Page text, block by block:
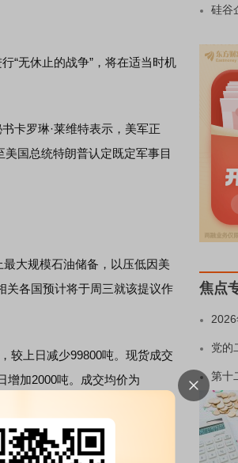
“无休止的战争”，将在适当时机
卡罗琳·莱维特表示，美军正
美国总统特朗普认定既定军事目
大规模石油储备，以压低因美
关各国预计将于周三就该提议作
较上日减少99800吨。现货成交
增加2000吨。成交均价为
）
反弹有限，整体偏弱整理。目
硅谷
焦点
党的
第十